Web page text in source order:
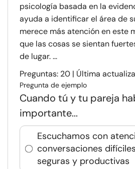
psicología basada en la
ayuda a identificar el área de
merece más atención en este
que las cosas se sientan
de lugar. ...
Preguntas: 20 | Última
Pregunta de ejemplo
Cuando tú y tu pareja
importante...
Escuchamos con
conversaciones
seguras y productivas